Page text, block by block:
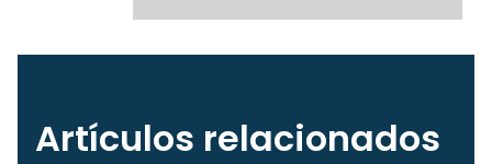
Artículos relacionados